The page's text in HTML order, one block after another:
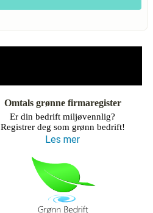
Omtals grønne firmaregister
Er din bedrift miljøvennlig?
Registrer deg som grønn bedrift!
Les mer